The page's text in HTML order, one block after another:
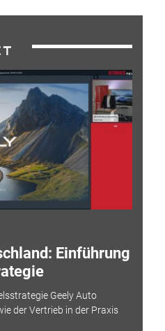
Einführung
Geely Auto
der Vertrieb in der Praxis